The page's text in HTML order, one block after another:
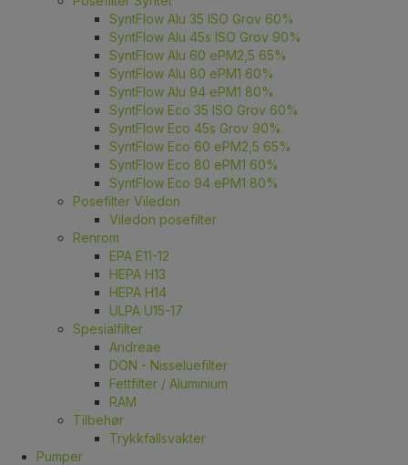
SyntFlow Alu 35 ISO Grov 60%
SyntFlow Alu 45s ISO Grov 90%
SyntFlow Alu 60 ePM2,5 65%
SyntFlow Alu 80 ePM1 60%
SyntFlow Alu 94 ePM1 80%
SyntFlow Eco 35 ISO Grov 60%
SyntFlow Eco 45s Grov 90%
SyntFlow Eco 60 ePM2,5 65%
SyntFlow Eco 80 ePM1 60%
SyntFlow Eco 94 ePM1 80%
Posefilter Viledon
Viledon posefilter
Renrom
EPA E11-12
HEPA H13
HEPA H14
ULPA U15-17
Spesialfilter
Andreae
DON - Nisseluefilter
Fettfilter / Aluminium
RAM
Tilbehør
Trykkfallsvakter
Pumper